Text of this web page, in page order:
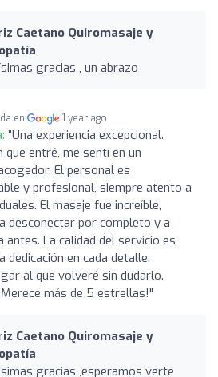
Caetano Quiromasaje y
gracias , un abrazo
en 1 year ago
"Una experiencia excepcional.
entré, me sentí en un
El personal es
y profesional, siempre atento a
El masaje fue increíble,
desconectar por completo y a
antes. La calidad del servicio es
dedicación en cada detalle.
al que volveré sin dudarlo.
más de 5 estrellas!"
Caetano Quiromasaje y
gracias ,esperamos verte